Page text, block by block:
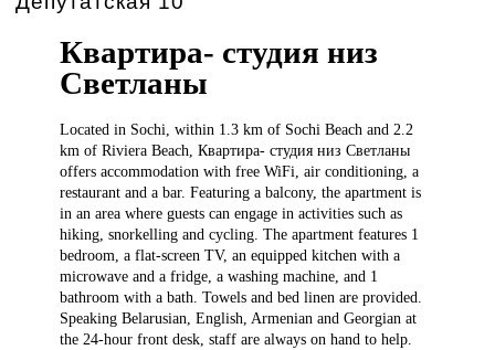
Квартира- студия низ
Светланы
Located in Sochi, within 1.3 km of Sochi Beach and 2.2
km of Riviera Beach, Квартира- студия низ Светланы
offers accommodation with free WiFi, air conditioning, a
restaurant and a bar. Featuring a balcony, the apartment is
in an area where guests can engage in activities such as
hiking, snorkelling and cycling. The apartment features 1
bedroom, a flat-screen TV, an equipped kitchen with a
microwave and a fridge, a washing machine, and 1
bathroom with a bath. Towels and bed linen are provided.
Speaking Belarusian, English, Armenian and Georgian at
the 24-hour front desk, staff are always on hand to help.